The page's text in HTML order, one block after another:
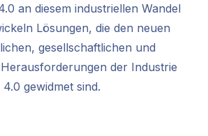
an diesem industriellen Wandel
Lösungen, die den neuen
gesellschaftlichen und
der Industrie
4.0 gewidmet sind.